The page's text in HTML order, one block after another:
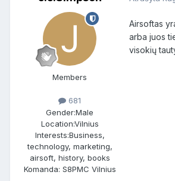
Members
681
Gender:Male
Location:Vilnius
Interests:Business,
technology, marketing,
airsoft, history, books
Komanda: S8PMC Vilnius
Airsoftas
arba juos
visokių